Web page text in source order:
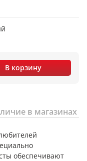
В корзину
в магазинах
обеспечивают